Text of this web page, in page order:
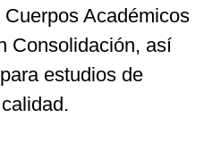
Académicos
Consolidación, así
estudios de